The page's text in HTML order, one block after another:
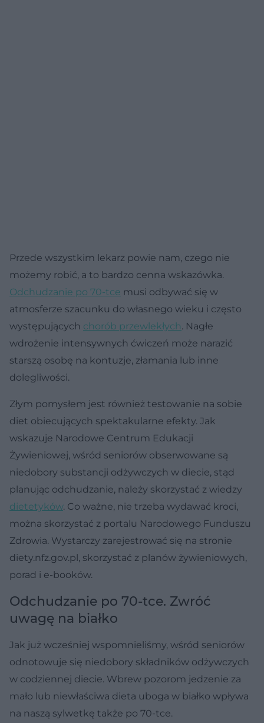
Przede wszystkim lekarz powie nam, czego nie
możemy robić, a to bardzo cenna wskazówka.
Odchudzanie po 70-tce musi odbywać się w
atmosferze szacunku do własnego wieku i często
występujących chorób przewlekłych. Nagłe
wdrożenie intensywnych ćwiczeń może narazić
starszą osobę na kontuzje, złamania lub inne
dolegliwości.
Złym pomysłem jest również testowanie na sobie
diet obiecujących spektakularne efekty. Jak
wskazuje Narodowe Centrum Edukacji
Żywieniowej, wśród seniorów obserwowane są
niedobory substancji odżywczych w diecie, stąd
planując odchudzanie, należy skorzystać z wiedzy
dietetyków. Co ważne, nie trzeba wydawać kroci,
można skorzystać z portalu Narodowego Funduszu
Zdrowia. Wystarczy zarejestrować się na stronie
diety.nfz.gov.pl, skorzystać z planów żywieniowych,
porad i e-booków.
Odchudzanie po 70-tce. Zwróć
uwagę na białko
Jak już wcześniej wspomnieliśmy, wśród seniorów
odnotowuje się niedobory składników odżywczych
w codziennej diecie. Wbrew pozorom jedzenie za
mało lub niewłaściwa dieta uboga w białko wpływa
na naszą sylwetkę także po 70-tce.